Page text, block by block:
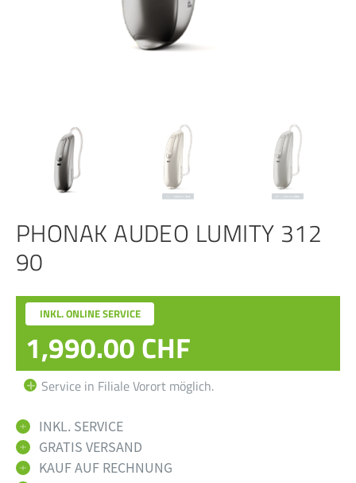
PHONAK AUDEO LUMITY 312
90
INKL. ONLINE SERVICE
1,990.00CHF
Service in Filiale Vorort möglich.
INKL. SERVICE
GRATIS VERSAND
KAUF AUF RECHNUNG